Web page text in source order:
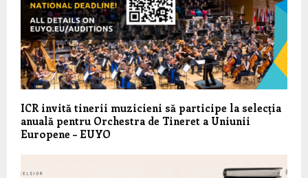
ICR invită tinerii muzicieni să participe la selecția
anuală pentru Orchestra de Tineret a Uniunii
Europene – EUYO